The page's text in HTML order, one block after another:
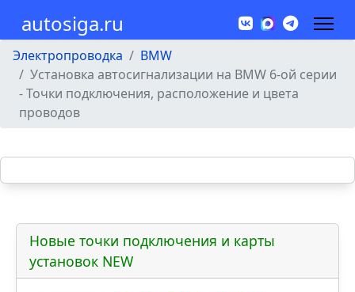
autosiga.ru
Электропроводка
BMW
Установка автосигнализации на BMW 6-ой серии
- Точки подключения, расположение и цвета
проводов
Новые точки подключения и карты
установок NEW